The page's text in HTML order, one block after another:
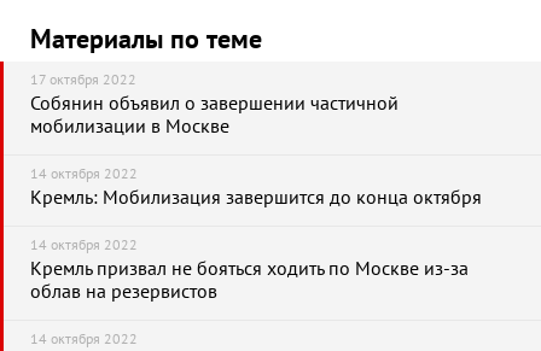
Материалы по теме
17 октября 2022
Собянин объявил о завершении частичной
мобилизации в Москве
14 октября 2022
Кремль: Мобилизация завершится до конца октября
14 октября 2022
Кремль призвал не бояться ходить по Москве из-за
облав на резервистов
14 октября 2022